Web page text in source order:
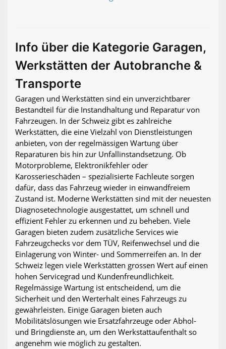
Info über die Kategorie Garagen,
Werkstätten der Autobranche &
Transporte
Garagen und Werkstätten sind ein unverzichtbarer
Bestandteil für die Instandhaltung und Reparatur von
Fahrzeugen. In der Schweiz gibt es zahlreiche
Werkstätten, die eine Vielzahl von Dienstleistungen
anbieten, von der regelmässigen Wartung über
Reparaturen bis hin zur Unfallinstandsetzung. Ob
Motorprobleme, Elektronikfehler oder
Karosserieschäden – spezialisierte Fachleute sorgen
dafür, dass das Fahrzeug wieder in einwandfreiem
Zustand ist. Moderne Werkstätten sind mit der neuesten
Diagnosetechnologie ausgestattet, um schnell und
effizient Fehler zu erkennen und zu beheben. Viele
Garagen bieten zudem zusätzliche Services wie
Fahrzeugchecks vor dem TÜV, Reifenwechsel und die
Einlagerung von Winter- und Sommerreifen an. In der
Schweiz legen viele Werkstätten grossen Wert auf einen
hohen Servicegrad und Kundenfreundlichkeit.
Regelmässige Wartung ist entscheidend, um die
Sicherheit und den Werterhalt eines Fahrzeugs zu
gewährleisten. Einige Garagen bieten auch
Mobilitätslösungen wie Ersatzfahrzeuge oder Abhol-
und Bringdienste an, um den Werkstattaufenthalt so
angenehm wie möglich zu gestalten.